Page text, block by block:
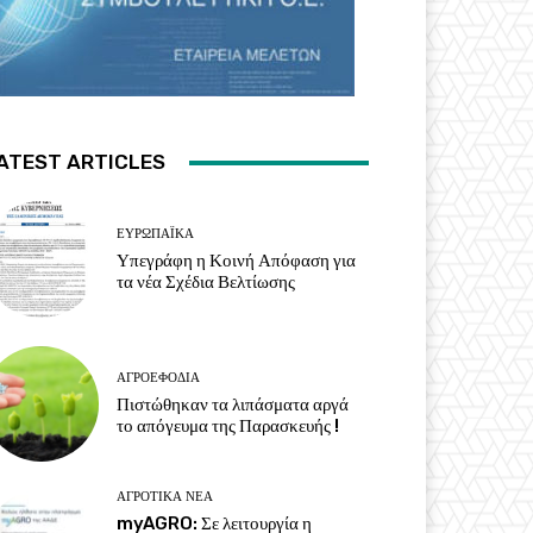
ARTICLES
ΕΥΡΩΠΑΪΚΆ
Υπεγράφη η Κοινή Απόφαση για
τα νέα Σχέδια Βελτίωσης
ΑΓΡΟΕΦΌΔΙΑ
Πιστώθηκαν τα λιπάσματα αργά
το απόγευμα της Παρασκευής !
ΑΓΡΟΤΙΚΆ ΝΈΑ
myAGRO: Σε λειτουργία η